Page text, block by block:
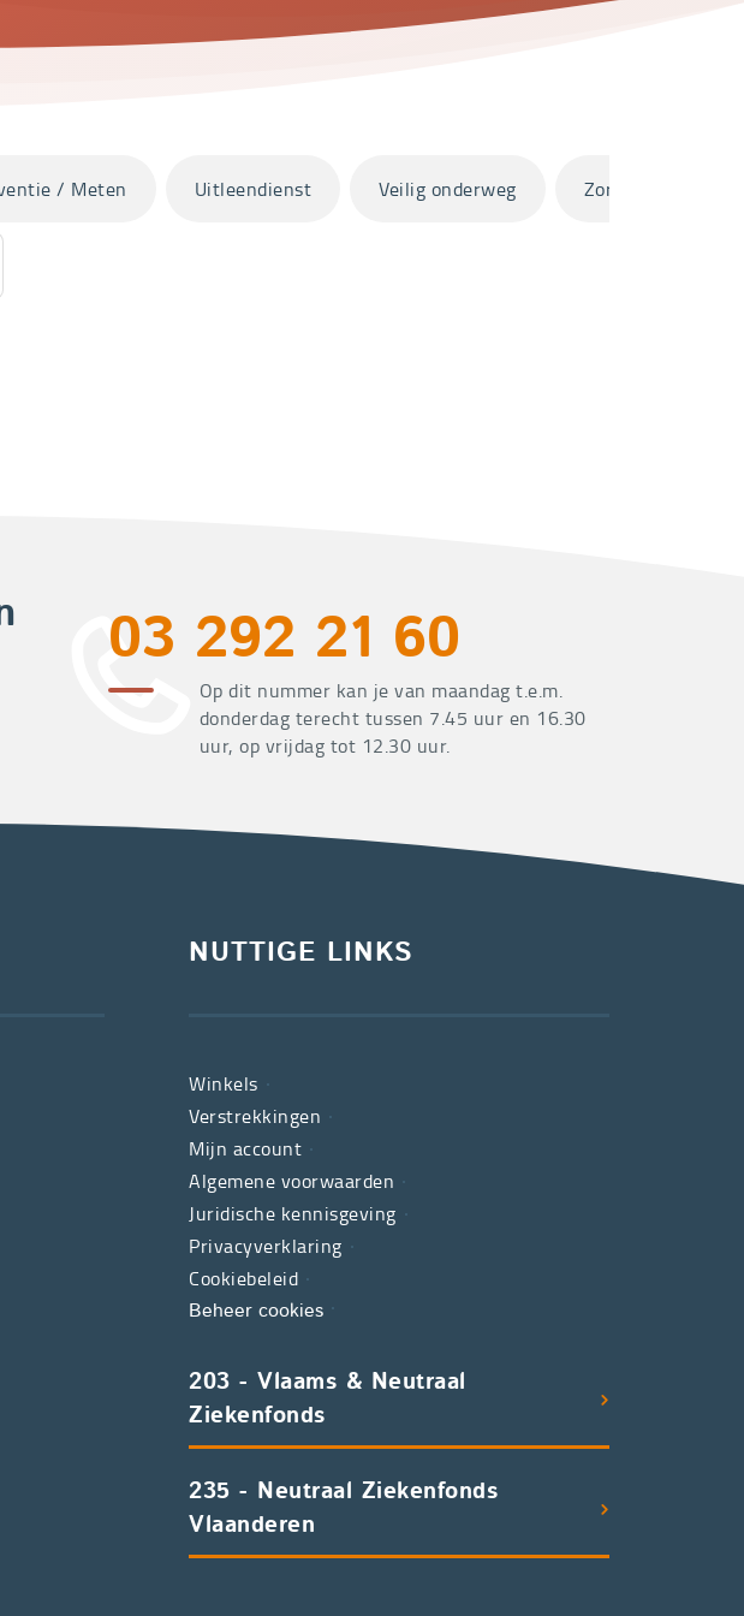
/ Meten Uitleendienst Veilig onderweg Zorg
03 292 21 60
Op dit nummer kan je van maandag t.e.m.
donderdag terecht tussen 7.45 uur en 16.30
uur, op vrijdag tot 12.30 uur.
NUTTIGE LINKS
Winkels
Verstrekkingen
Mijn account
Algemene voorwaarden
Juridische kennisgeving
Privacyverklaring
Cookiebeleid
Beheer cookies
203 - Vlaams & Neutraal
Ziekenfonds
235 - Neutraal Ziekenfonds
Vlaanderen